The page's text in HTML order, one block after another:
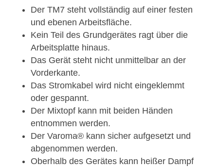
Der TM7 steht vollständig auf einer festen
und ebenen Arbeitsfläche.
Kein Teil des Grundgerätes ragt über die
Arbeitsplatte hinaus.
Das Gerät steht nicht unmittelbar an der
Vorderkante.
Das Stromkabel wird nicht eingeklemmt
oder gespannt.
Der Mixtopf kann mit beiden Händen
entnommen werden.
Der Varoma® kann sicher aufgesetzt und
abgenommen werden.
Oberhalb des Gerätes kann heißer Dampf